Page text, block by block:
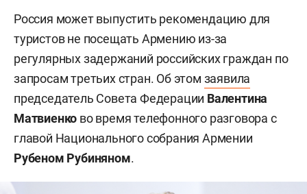
Россия может выпустить рекомендацию для
туристов не посещать Армению из-за
регулярных задержаний российских граждан по
запросам третьих стран. Об этом заявила
председатель Совета Федерации Валентина
Матвиенко во время телефонного разговора с
главой Национального собрания Армении
Рубеном Рубиняном.